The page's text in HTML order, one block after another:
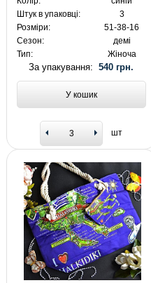
Штук в упаковці:
3
Розміри:
51-38-16
Сезон:
демі
Тип:
Жіноча
За упакування:540 грн.
У кошик
шт